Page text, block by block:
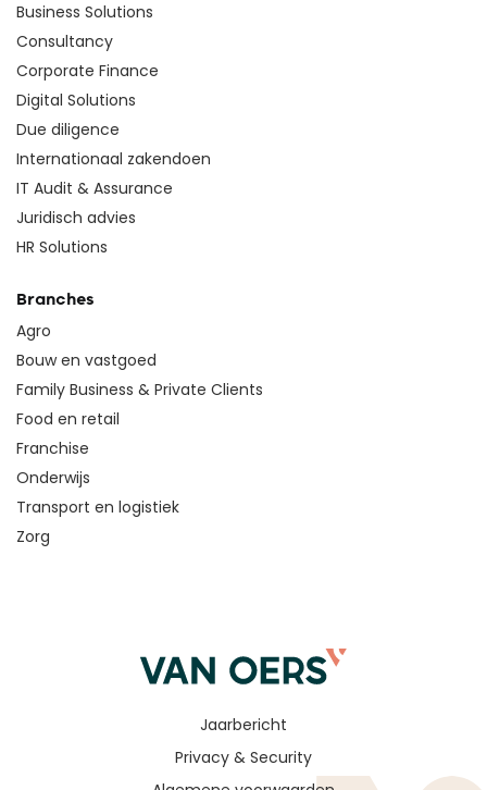
Business Solutions
Consultancy
Corporate Finance
Digital Solutions
Due diligence
Internationaal zakendoen
IT Audit & Assurance
Juridisch advies
HR Solutions
Branches
Agro
Bouw en vastgoed
Family Business & Private Clients
Food en retail
Franchise
Onderwijs
Transport en logistiek
Zorg
Privacy & Security
Jaarbericht